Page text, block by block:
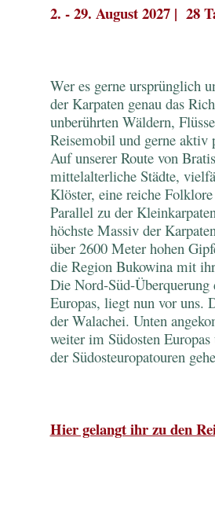
2. - 29. August 2027 | 28
Wer es gerne ursprünglich
der Karpaten genau das
unberührten Wäldern,
Reisemobil und gerne aktiv
Auf unserer Route von
mittelalterliche Städte,
Klöster, eine reiche
Parallel zu der
höchste Massiv der
über 2600 Meter hohen
die Region Bukowina mit
Die Nord-Süd-Überquerung
Europas, liegt nun vor uns.
der Walachei. Unten
weiter im Südosten
der Südosteuropatouren
Hier gelangt ihr zu den